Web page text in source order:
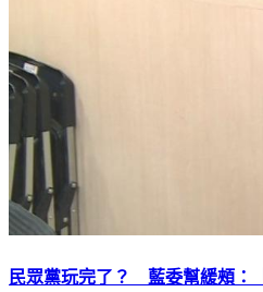
民眾黨玩完了？ 藍委幫緩頰：